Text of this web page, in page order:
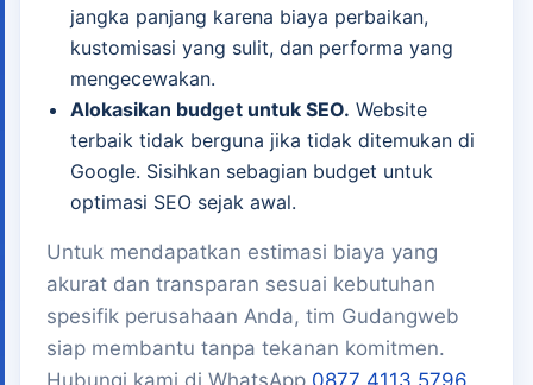
jangka panjang karena biaya perbaikan,
kustomisasi yang sulit, dan performa yang
mengecewakan.
Alokasikan budget untuk SEO. Website
terbaik tidak berguna jika tidak ditemukan di
Google. Sisihkan sebagian budget untuk
optimasi SEO sejak awal.
Untuk mendapatkan estimasi biaya yang
akurat dan transparan sesuai kebutuhan
spesifik perusahaan Anda, tim Gudangweb
siap membantu tanpa tekanan komitmen.